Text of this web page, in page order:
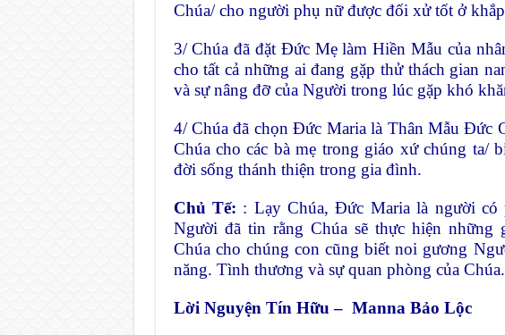
Chúa/ cho người phụ nữ được đối xử tốt ở
3/ Chúa đã đặt Đức Mẹ làm Hiền Mẫu của
cho tất cả những ai đang gặp thử thách gian
và sự nâng đỡ của Người trong lúc gặp khó
4/ Chúa đã chọn Đức Maria là Thân Mẫu Đức
Chúa cho các bà mẹ trong giáo xứ chúng ta/
đời sống thánh thiện trong gia đình.
Chủ Tế: : Lạy Chúa, Đức Maria là người có
Người đã tin rằng Chúa sẽ thực hiện
Chúa cho chúng con cũng biết noi gương
năng. Tình thương và sự quan phòng của
Lời Nguyện Tín Hữu – Manna Bảo Lộc